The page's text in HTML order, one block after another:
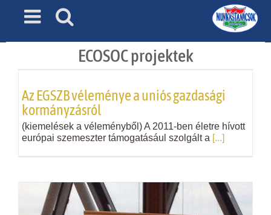
ECOSOC projektek
Az EGSZB véleménye a uniós gazdasági
kormányzásról
(kiemelések a véleményből) A 2011-ben életre hívott
európai szemeszter támogatásául szolgált a [...]